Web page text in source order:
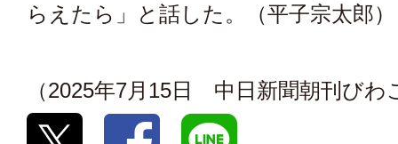
らえたら」と話した。（平子宗太郎）
（2025年7月15日 中日新聞朝刊びわ